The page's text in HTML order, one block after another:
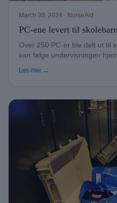
March 30, 2024 · NorseAid
PC-ene levert til
Over 250 PC-er ble delt ut til
kan følge undervisningen
Les mer →